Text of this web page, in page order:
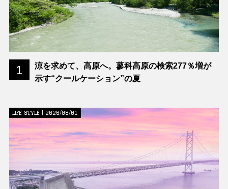
1
涼を求めて、高原へ。蓼科高原の検索277％増が
示す“クールケーション”の夏
LIFE STYLE | 2026/08/01